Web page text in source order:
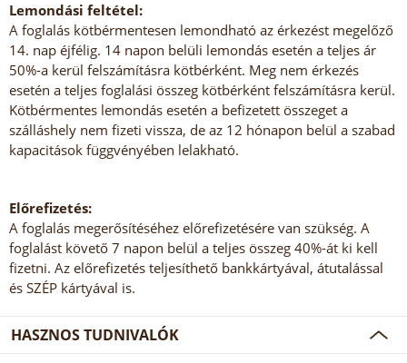
Lemondási feltétel:
A foglalás kötbérmentesen lemondható az érkezést megelőző
14. nap éjfélig. 14 napon belüli lemondás esetén a teljes ár
50%-a kerül felszámításra kötbérként. Meg nem érkezés
esetén a teljes foglalási összeg kötbérként felszámításra kerül.
Kötbérmentes lemondás esetén a befizetett összeget a
szálláshely nem fizeti vissza, de az 12 hónapon belül a szabad
kapacitások függvényében lelakható.
Előrefizetés:
A foglalás megerősítéséhez előrefizetésére van szükség. A
foglalást követő 7 napon belül a teljes összeg 40%-át ki kell
fizetni. Az előrefizetés teljesíthető bankkártyával, átutalással
és SZÉP kártyával is.
HASZNOS TUDNIVALÓK